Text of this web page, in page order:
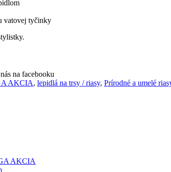
vatovej tyčinky
na facebooku
AKCIA, lepidlá na trsy / riasy, Prírodné a umelé
AKCIA